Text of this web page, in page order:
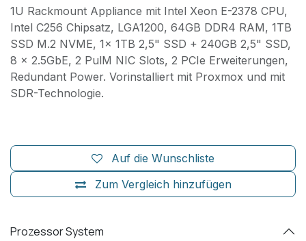
1U Rackmount Appliance mit Intel Xeon E-2378 CPU,
Intel C256 Chipsatz, LGA1200, 64GB DDR4 RAM, 1TB
SSD M.2 NVME, 1x 1TB 2,5" SSD + 240GB 2,5" SSD,
8 x 2.5GbE, 2 PulM NIC Slots, 2 PCIe Erweiterungen,
Redundant Power. Vorinstalliert mit Proxmox und mit
SDR-Technologie.
Zum Vergleich hinzufügen
Auf die Wunschliste
Prozessor System